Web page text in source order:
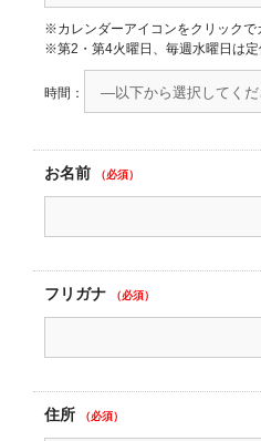
※カレンダーアイコンをクリックで
※第2・第4火曜日、毎週水曜日は定
時間：
お名前 （必須）
フリガナ （必須）
住所 （必須）